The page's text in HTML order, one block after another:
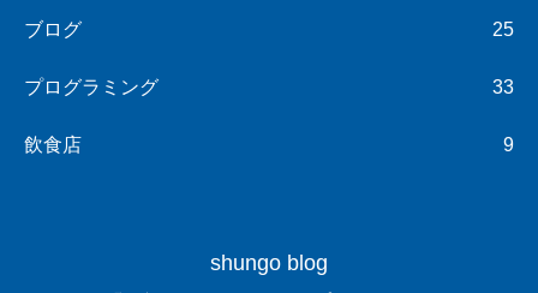
ブログ 25
プログラミング 33
飲食店 9
shungo blog